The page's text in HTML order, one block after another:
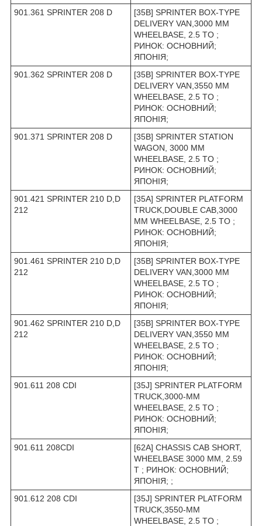
901.361 SPRINTER 208 D
[35B] SPRINTER BOX-TYPE
DELIVERY VAN,3000 MM
WHEELBASE, 2.5 TO ;
РИНОК: ОСНОВНИЙ;
ЯПОНІЯ;
901.362 SPRINTER 208 D
[35B] SPRINTER BOX-TYPE
DELIVERY VAN,3550 MM
WHEELBASE, 2.5 TO ;
РИНОК: ОСНОВНИЙ;
ЯПОНІЯ;
901.371 SPRINTER 208 D
[35B] SPRINTER STATION
WAGON, 3000 MM
WHEELBASE, 2.5 TO ;
РИНОК: ОСНОВНИЙ;
ЯПОНІЯ;
901.421 SPRINTER 210 D,D
212
[35A] SPRINTER PLATFORM
TRUCK,DOUBLE CAB,3000
MM WHEELBASE, 2.5 TO ;
РИНОК: ОСНОВНИЙ;
ЯПОНІЯ;
901.461 SPRINTER 210 D,D
212
[35B] SPRINTER BOX-TYPE
DELIVERY VAN,3000 MM
WHEELBASE, 2.5 TO ;
РИНОК: ОСНОВНИЙ;
ЯПОНІЯ;
901.462 SPRINTER 210 D,D
212
[35B] SPRINTER BOX-TYPE
DELIVERY VAN,3550 MM
WHEELBASE, 2.5 TO ;
РИНОК: ОСНОВНИЙ;
ЯПОНІЯ;
901.611 208 CDI
[35J] SPRINTER PLATFORM
TRUCK,3000-MM
WHEELBASE, 2.5 TO ;
РИНОК: ОСНОВНИЙ;
ЯПОНІЯ;
901.611 208CDI
[62A] CHASSIS CAB SHORT,
WHEELBASE 3000 MM, 2.59
T ; РИНОК: ОСНОВНИЙ;
ЯПОНІЯ; ;
901.612 208 CDI
[35J] SPRINTER PLATFORM
TRUCK,3550-MM
WHEELBASE, 2.5 TO ;